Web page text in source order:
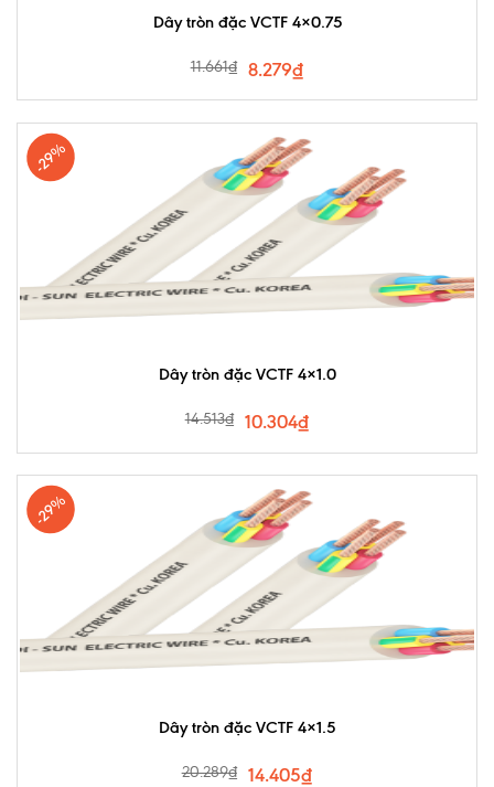
Dây tròn đặc VCTF 4×0.75
11.661₫ 8.279₫
-29%
Dây tròn đặc VCTF 4×1.0
14.513₫ 10.304₫
-29%
Dây tròn đặc VCTF 4×1.5
20.289₫ 14.405₫